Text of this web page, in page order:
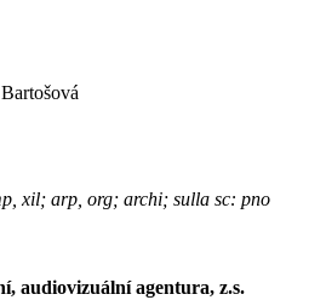
xil; arp, org; archi; sulla sc: pno
audiovizuální agentura, z.s.